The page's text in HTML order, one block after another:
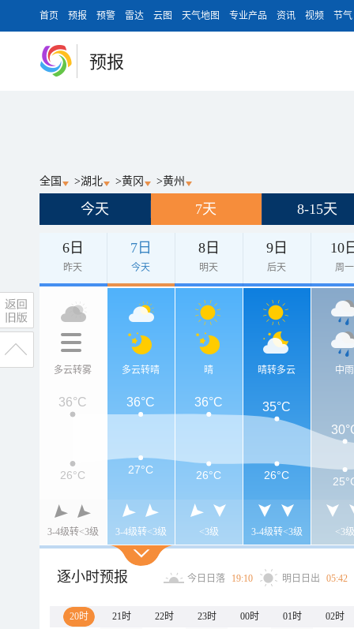
首页 预报 预警 雷达 云图 天气地图 专业产品 资讯 视频 节气
预报
全国 >湖北 >黄冈 >黄州
今天 7天 8-15天
6日
昨天
7日
今天
8日
明天
9日
后天
10
周一
多云转雾
3-4级转<3级
多云转晴
3-4级转<3级
晴
<3级
晴转多云
3-4级转<3级
中雨
<3级
36°C 36°C 36°C
35°C
26°C 27°C 26°C 26°C
逐小时预报 今日日落 19:10 明日日出 05:42
20时 21时 22时 23时 00时 01时 02时